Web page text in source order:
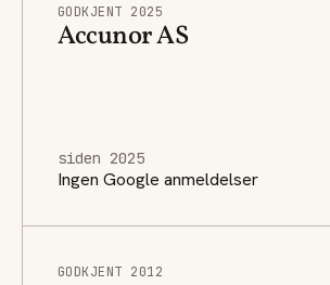
GODKJENT 2025
Accunor AS
siden 2025
Ingen Google anmeldelser
GODKJENT 2012